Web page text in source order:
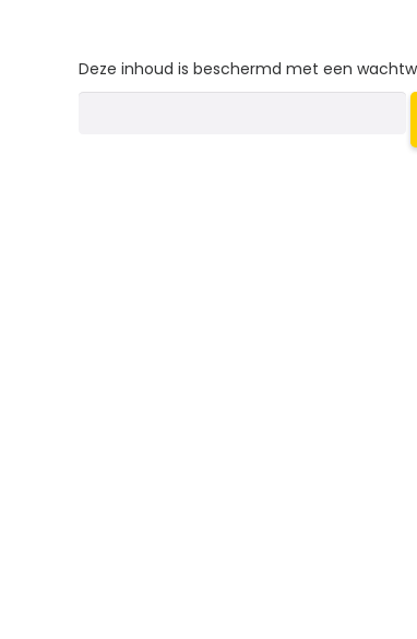
Deze inhoud is beschermd met een